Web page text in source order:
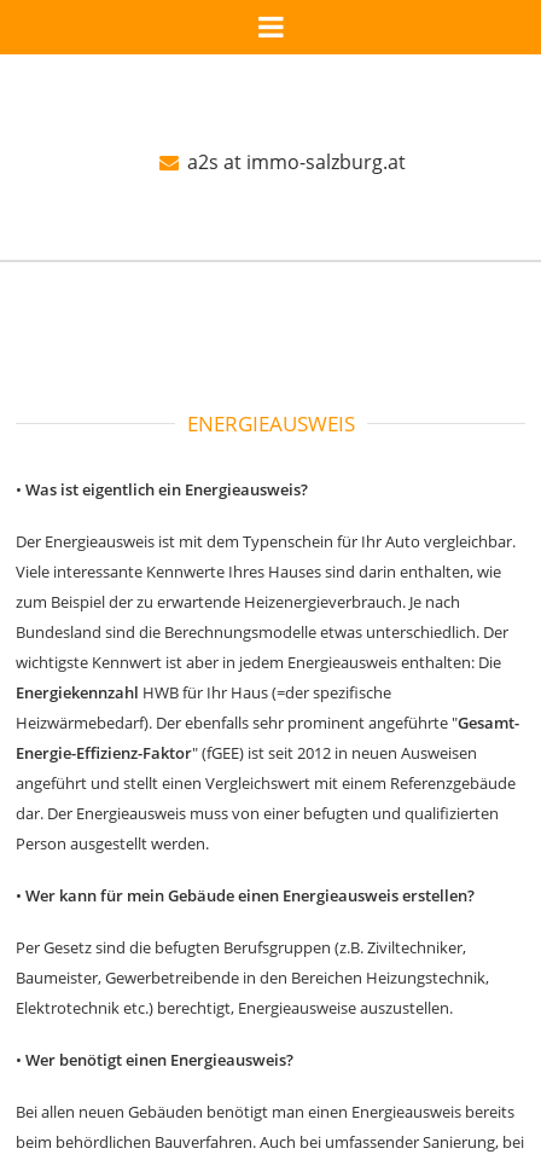
a2s at immo-salzburg.at
ENERGIEAUSWEIS
•Was ist eigentlich ein Energieausweis?
Der Energieausweis ist mit dem Typenschein für Ihr Auto vergleichbar.
Viele interessante Kennwerte Ihres Hauses sind darin enthalten, wie
zum Beispiel der zu erwartende Heizenergieverbrauch. Je nach
Bundesland sind die Berechnungsmodelle etwas unterschiedlich. Der
wichtigste Kennwert ist aber in jedem Energieausweis enthalten: Die
Energiekennzahl HWB für Ihr Haus (=der spezifische
Heizwärmebedarf). Der ebenfalls sehr prominent angeführte "Gesamt-
Energie-Effizienz-Faktor" (fGEE) ist seit 2012 in neuen Ausweisen
angeführt und stellt einen Vergleichswert mit einem Referenzgebäude
dar. Der Energieausweis muss von einer befugten und qualifizierten
Person ausgestellt werden.
•Wer kann für mein Gebäude einen Energieausweis erstellen?
Per Gesetz sind die befugten Berufsgruppen (z.B. Ziviltechniker,
Baumeister, Gewerbetreibende in den Bereichen Heizungstechnik,
Elektrotechnik etc.) berechtigt, Energieausweise auszustellen.
•Wer benötigt einen Energieausweis?
Bei allen neuen Gebäuden benötigt man einen Energieausweis bereits
beim behördlichen Bauverfahren. Auch bei umfassender Sanierung, bei